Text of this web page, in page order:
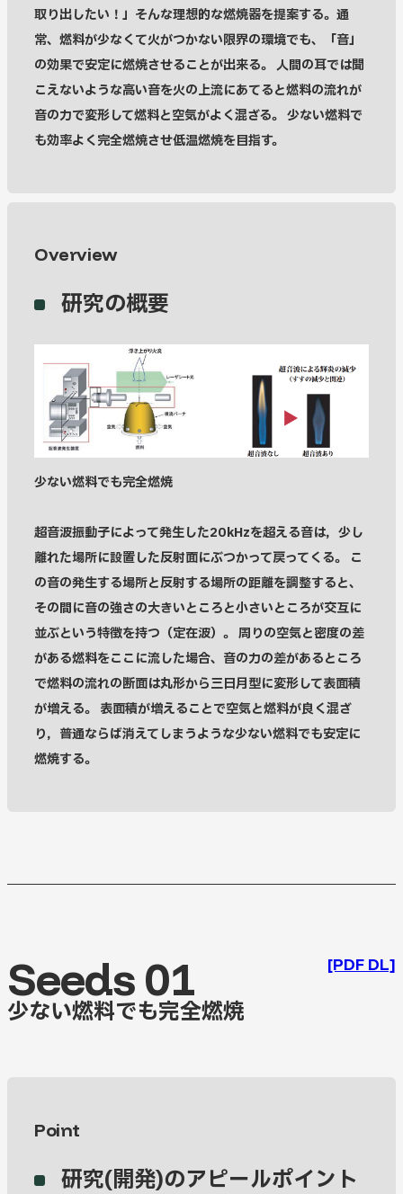
取り出したい！」そんな理想的な燃焼器を提案する。通
常、燃料が少なくて火がつかない限界の環境でも、「音」
の効果で安定に燃焼させることが出来る。 人間の耳では聞
こえないような高い音を火の上流にあてると燃料の流れが
音の力で変形して燃料と空気がよく混ざる。 少ない燃料で
も効率よく完全燃焼させ低温燃焼を目指す。
Overview
研究の概要
少ない燃料でも完全燃焼
超音波振動子によって発生した20kHzを超える音は，少し
離れた場所に設置した反射面にぶつかって戻ってくる。 こ
の音の発生する場所と反射する場所の距離を調整すると、
その間に音の強さの大きいところと小さいところが交互に
並ぶという特徴を持つ（定在波）。 周りの空気と密度の差
がある燃料をここに流した場合、音の力の差があるところ
で燃料の流れの断面は丸形から三日月型に変形して表面積
が増える。 表面積が増えることで空気と燃料が良く混ざ
り，普通ならば消えてしまうような少ない燃料でも安定に
燃焼する。
Seeds 01
少ない燃料でも完全燃焼
[PDF DL]
Point
研究(開発)のアピールポイント